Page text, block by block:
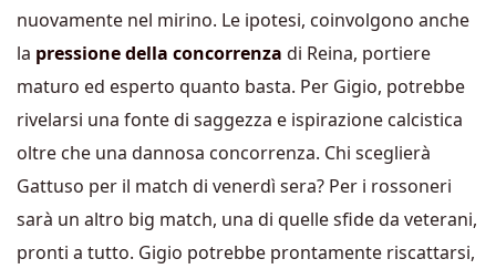
nuovamente nel mirino. Le ipotesi, coinvolgono anche
la pressione della concorrenza di Reina, portiere
maturo ed esperto quanto basta. Per Gigio, potrebbe
rivelarsi una fonte di saggezza e ispirazione calcistica
oltre che una dannosa concorrenza. Chi sceglierà
Gattuso per il match di venerdì sera? Per i rossoneri
sarà un altro big match, una di quelle sfide da veterani,
pronti a tutto. Gigio potrebbe prontamente riscattarsi,